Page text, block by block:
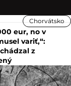
Chorvátsko
eur, no v
variť,“:
z